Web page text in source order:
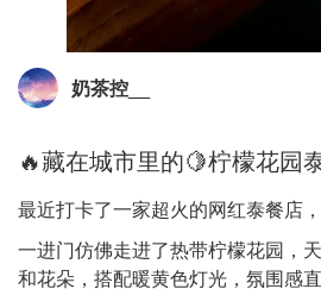
奶茶控__
🔥藏在城市里的🍋柠檬花园
最近打卡了一家超火的网红泰餐店
一进门仿佛走进了热带柠檬花园，
和花朵，搭配暖黄色灯光，氛围感